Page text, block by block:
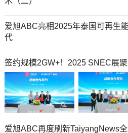
爱旭ABC亮相2025年泰国可再生
代
签约规模2GW+！2025 SNEC展
爱旭ABC再度刷新TaiyangNews